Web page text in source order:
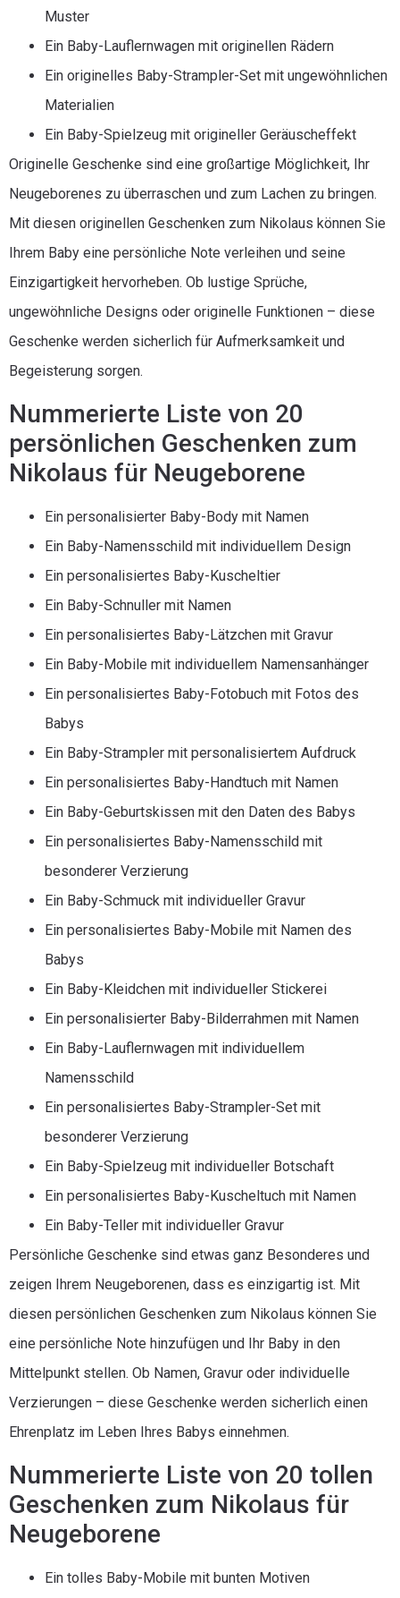
Muster
Ein Baby-Lauflernwagen mit originellen Rädern
Ein originelles Baby-Strampler-Set mit ungewöhnlichen
Materialien
Ein Baby-Spielzeug mit origineller Geräuscheffekt
Originelle Geschenke sind eine großartige Möglichkeit, Ihr
Neugeborenes zu überraschen und zum Lachen zu bringen.
Mit diesen originellen Geschenken zum Nikolaus können Sie
Ihrem Baby eine persönliche Note verleihen und seine
Einzigartigkeit hervorheben. Ob lustige Sprüche,
ungewöhnliche Designs oder originelle Funktionen – diese
Geschenke werden sicherlich für Aufmerksamkeit und
Begeisterung sorgen.
Nummerierte Liste von 20
persönlichen Geschenken zum
Nikolaus für Neugeborene
Ein personalisierter Baby-Body mit Namen
Ein Baby-Namensschild mit individuellem Design
Ein personalisiertes Baby-Kuscheltier
Ein Baby-Schnuller mit Namen
Ein personalisiertes Baby-Lätzchen mit Gravur
Ein Baby-Mobile mit individuellem Namensanhänger
Ein personalisiertes Baby-Fotobuch mit Fotos des
Babys
Ein Baby-Strampler mit personalisiertem Aufdruck
Ein personalisiertes Baby-Handtuch mit Namen
Ein Baby-Geburtskissen mit den Daten des Babys
Ein personalisiertes Baby-Namensschild mit
besonderer Verzierung
Ein Baby-Schmuck mit individueller Gravur
Ein personalisiertes Baby-Mobile mit Namen des
Babys
Ein Baby-Kleidchen mit individueller Stickerei
Ein personalisierter Baby-Bilderrahmen mit Namen
Ein Baby-Lauflernwagen mit individuellem
Namensschild
Ein personalisiertes Baby-Strampler-Set mit
besonderer Verzierung
Ein Baby-Spielzeug mit individueller Botschaft
Ein personalisiertes Baby-Kuscheltuch mit Namen
Ein Baby-Teller mit individueller Gravur
Persönliche Geschenke sind etwas ganz Besonderes und
zeigen Ihrem Neugeborenen, dass es einzigartig ist. Mit
diesen persönlichen Geschenken zum Nikolaus können Sie
eine persönliche Note hinzufügen und Ihr Baby in den
Mittelpunkt stellen. Ob Namen, Gravur oder individuelle
Verzierungen – diese Geschenke werden sicherlich einen
Ehrenplatz im Leben Ihres Babys einnehmen.
Nummerierte Liste von 20 tollen
Geschenken zum Nikolaus für
Neugeborene
Ein tolles Baby-Mobile mit bunten Motiven